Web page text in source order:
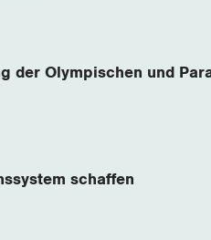
der Olympischen und
schaffen